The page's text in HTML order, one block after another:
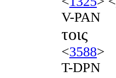
V-PAN
τοις
<3588>
T-DPN